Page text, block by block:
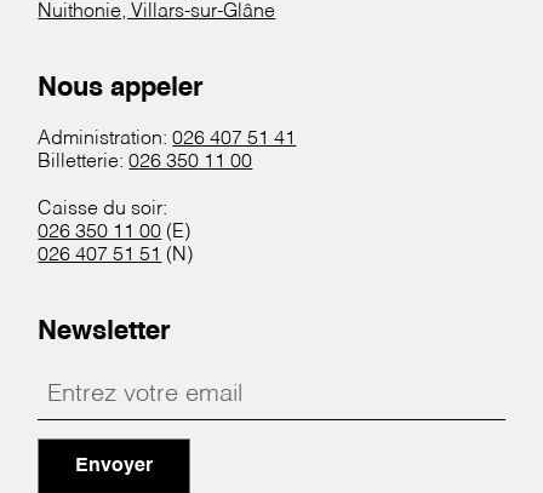
Nuithonie, Villars-sur-Glâne
Nous appeler
Administration:026 407 51 41
Billetterie:026 350 11 00
Caisse du soir:
026 350 11 00 (E)
026 407 51 51 (N)
Newsletter
Envoyer